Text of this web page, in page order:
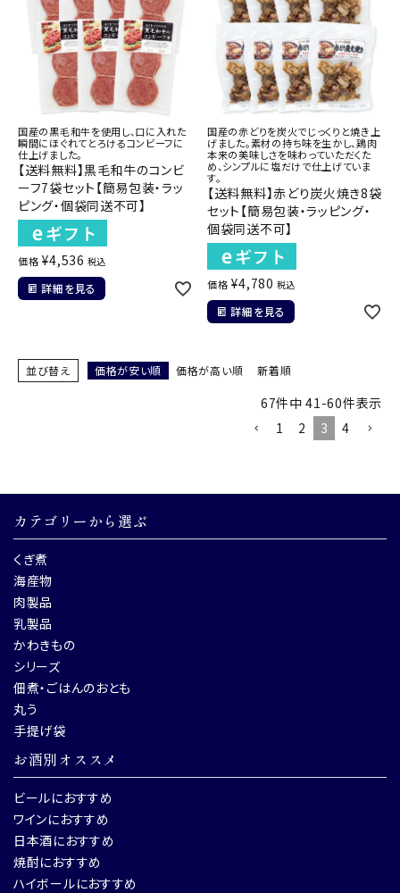
国産の黒毛和牛を使用し、口に入れた
瞬間にほぐれてとろけるコンビーフに
仕上げました。
【送料無料】黒毛和牛のコンビ
ーフ7袋セット【簡易包装・ラッ
ピング・個袋同送不可】
価格 ¥4,536 税込
詳細を見る
国産の赤どりを炭火でじっくりと焼き上
げました。素材の持ち味を生かし、鶏肉
本来の美味しさを味わっていただくた
め、シンプルに塩だけで仕上げていま
す。
【送料無料】赤どり炭火焼き8袋
セット【簡易包装・ラッピング・
個袋同送不可】
価格 ¥4,780 税込
詳細を見る
並び替え 価格が安い順 価格が高い順 新着順
67件中 41-60件表示
1
2 3 4
カテゴリーから選ぶ
くぎ煮
海産物
肉製品
乳製品
かわきもの
シリーズ
佃煮・ごはんのおとも
丸う
手提げ袋
お酒別オススメ
ビールにおすすめ
ワインにおすすめ
日本酒におすすめ
焼酎におすすめ
ハイボールにおすすめ